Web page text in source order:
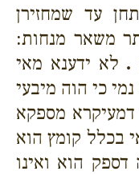
עד שמחזירן
משאר מנחות:
. לא ידענא מאי
כי הוה מיבעי
מספקא
בכלל קומץ הוא
הוא ואינו